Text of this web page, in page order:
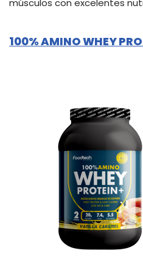
músculos con excelentes
100% AMINO WHEY